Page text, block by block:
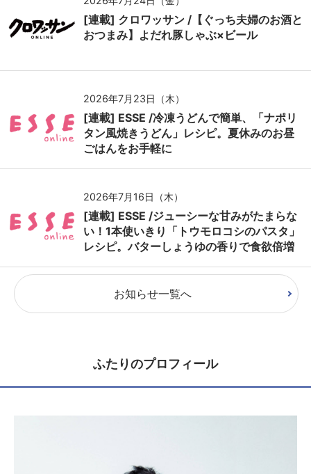
[連載] クロワッサン /【ぐっち夫婦のお酒と
おつまみ】よだれ豚しゃぶ×ビール
2026年7月23日（木）
[連載] ESSE /冷凍うどんで簡単、「ナポリ
タン風焼きうどん」レシピ。夏休みのお昼
ごはんをお手軽に
2026年7月16日（木）
[連載] ESSE /ジューシーな甘みがたまらな
い！1本使いきり「トウモロコシのパスタ」
レシピ。バターしょうゆの香りで食欲倍増
お知らせ一覧へ
ふたりのプロフィール